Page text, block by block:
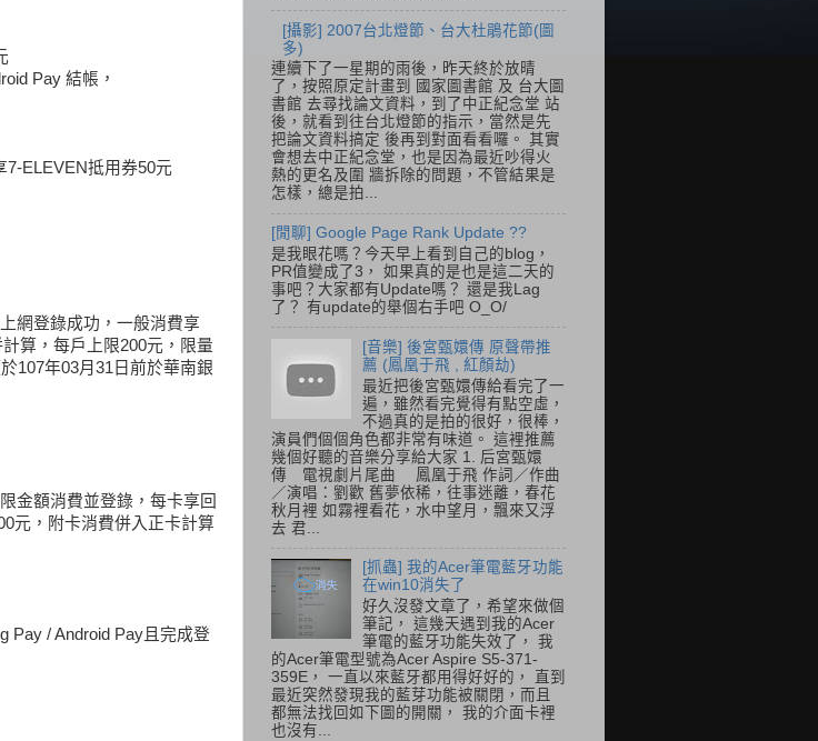
Pay 結帳，
7-ELEVEN抵用券50元
網登錄成功，一般消費享
算，每戶上限200元，限量
107年03月31日前於華南銀
金額消費並登錄，每卡享回
元，附卡消費併入正卡計算
Pay / Android Pay且完成登
[攝影] 2007台北燈節、台大杜鵑花節(圖
多)
連續下了一星期的雨後，昨天終於放晴
了，按照原定計畫到 國家圖書館 及 台大圖
書館 去尋找論文資料，到了中正紀念堂 站
後，就看到往台北燈節的指示，當然是先
把論文資料搞定 後再到對面看看囉。 其實
會想去中正紀念堂，也是因為最近吵得火
熱的更名及圍 牆拆除的問題，不管結果是
怎樣，總是拍...
[閒聊] Google Page Rank Update ??
是我眼花嗎？今天早上看到自己的blog，
PR值變成了3， 如果真的是也是這二天的
事吧？大家都有Update嗎？ 還是我Lag
了？ 有update的舉個右手吧 O_O/
[音樂] 後宮甄嬛傳 原聲帶推
薦 (鳳凰于飛 , 紅顏劫)
最近把後宮甄嬛傳給看完了一
遍，雖然看完覺得有點空虛，
不過真的是拍的很好，很棒，
演員們個個角色都非常有味道。 這裡推薦
幾個好聽的音樂分享給大家 1. 后宮甄嬛
傳 電視劇片尾曲 鳳凰于飛 作詞／作曲
／演唱：劉歡 舊夢依稀，往事迷離，春花
秋月裡 如霧裡看花，水中望月，飄來又浮
去 君...
[抓蟲] 我的Acer筆電藍牙功能
在win10消失了
好久沒發文章了，希望來做個
筆記， 這幾天遇到我的Acer
筆電的藍牙功能失效了， 我
的Acer筆電型號為Acer Aspire S5-371-
359E， 一直以來藍牙都用得好好的， 直到
最近突然發現我的藍芽功能被關閉，而且
都無法找回如下圖的開關， 我的介面卡裡
也沒有...